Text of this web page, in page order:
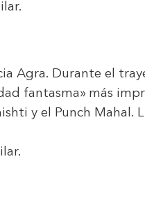
Agra. Durante el
fantasma» más
y el Punch Mahal.